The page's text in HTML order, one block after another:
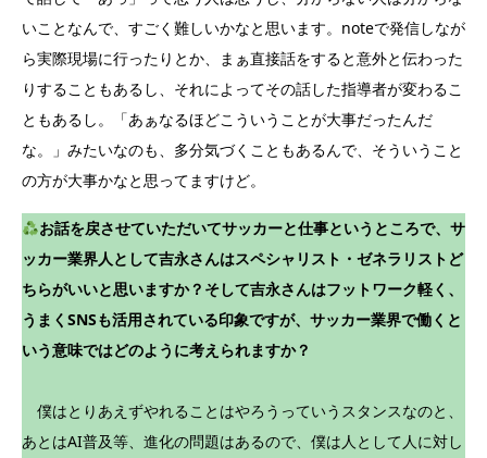
いことなんで、すごく難しいかなと思います。noteで発信しなが
ら実際現場に行ったりとか、まぁ直接話をすると意外と伝わった
りすることもあるし、それによってその話した指導者が変わるこ
ともあるし。「あぁなるほどこういうことが大事だったんだ
な。」みたいなのも、多分気づくこともあるんで、そういうこと
の方が大事かなと思ってますけど。
お話を戻させていただいてサッカーと仕事というところで、サ
ッカー業界人として吉永さんはスペシャリスト・ゼネラリストど
ちらがいいと思いますか？そして吉永さんはフットワーク軽く、
うまくSNSも活用されている印象ですが、サッカー業界で働くと
いう意味ではどのように考えられますか？
僕はとりあえずやれることはやろうっていうスタンスなのと、
あとはAI普及等、進化の問題はあるので、僕は人として人に対し